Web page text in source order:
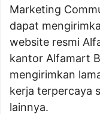
Marketing
dapat
website resmi
kantor Alfamart
mengirimkan
kerja terpercaya
lainnya.